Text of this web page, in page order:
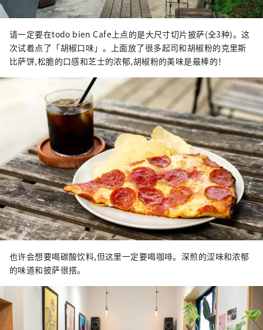
请一定要在todo bien Cafe上点的是大尺寸切片披萨(全3种)。这
次试着点了「胡椒口味」。上面放了很多起司和胡椒粉的克里斯
比萨饼,松脆的口感和芝士的浓郁,胡椒粉的美味是最棒的！
也许会想要喝碳酸饮料,但这里一定要喝咖啡。深煎的涩味和浓郁
的味道和披萨很搭。